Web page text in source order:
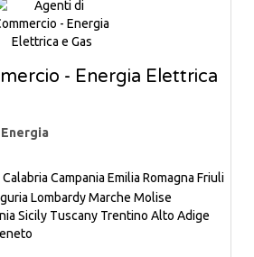
- Energia Elettrica
Calabria Campania Emilia Romagna Friuli
LombardyMarche Molise
Sicily Tuscany Trentino Alto Adige